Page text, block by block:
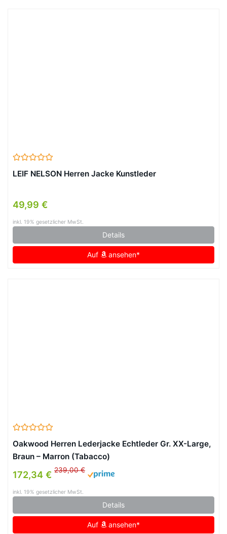
LEIF NELSON Herren Jacke Kunstleder
49,99 €
inkl. 19% gesetzlicher MwSt.
Details
Auf ansehen*
Oakwood Herren Lederjacke Echtleder Gr. XX-Large,
Braun – Marron (Tabacco)
172,34 € 239,00 €
inkl. 19% gesetzlicher MwSt.
Details
Auf ansehen*